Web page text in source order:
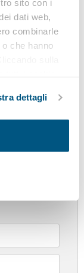
sito con i
dati web,
combinarle
che hanno
dettagli